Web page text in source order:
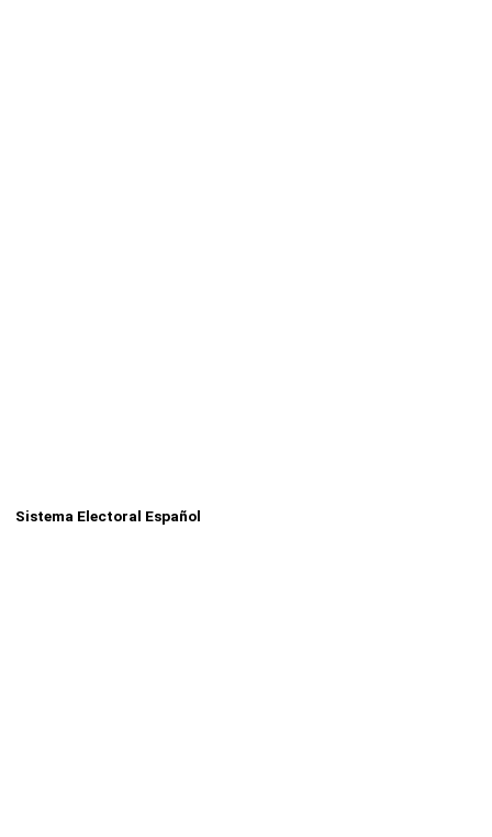
Sistema Electoral Español